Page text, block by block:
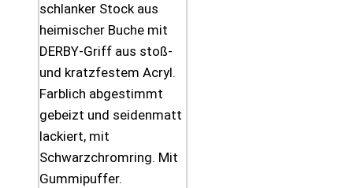
schlanker Stock aus
heimischer Buche mit
DERBY-Griff aus stoß-
und kratzfestem Acryl.
Farblich abgestimmt
gebeizt und seidenmatt
lackiert, mit
Schwarzchromring. Mit
Gummipuffer.